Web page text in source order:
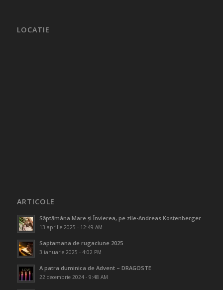
LOCATIE
ARTICOLE
Săptămâna Mare și Învierea, pe zile-Andreas Kostenberger
13 aprilie 2025 - 12:49 AM
Saptamana de rugaciune 2025
3 ianuarie 2025 - 4:02 PM
A patra duminica de Advent – DRAGOSTE
22 decembrie 2024 - 9:48 AM